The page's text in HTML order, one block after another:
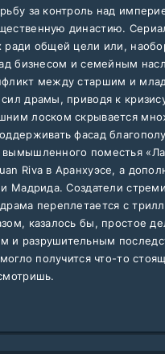
за контроль над
династию.
общей цели или,
бизнесом и семейным
между старшим и
драмы, приводя к
лоском скрывается
фасад
поместья «Ла
Riva в Аранхуэсе, а
Мадрида. Создатели
переплетается с
казалось бы, простое
и разрушительным
получится что-то